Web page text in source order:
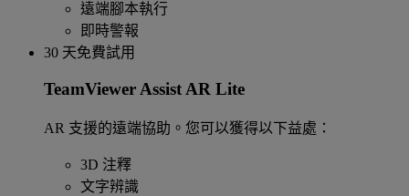
遠端腳本執行
即時警報
30 天免費試用
TeamViewer Assist AR Lite
AR 支援的遠端協助。您可以獲得以下益處：
3D 注釋
文字辨識